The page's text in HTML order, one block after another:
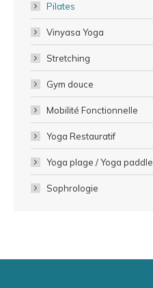
Pilates
Vinyasa Yoga
Stretching
Gym douce
Mobilité Fonctionnelle
Yoga Restauratif
Yoga plage / Yoga paddle
Sophrologie